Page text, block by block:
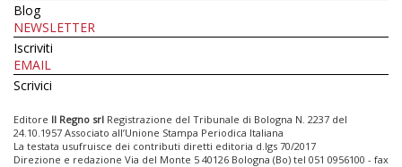
Blog
NEWSLETTER
Iscriviti
EMAIL
Scrivici
Editore Il Regno srl Registrazione del Tribunale di Bologna N. 2237 del
24.10.1957 Associato all’Unione Stampa Periodica Italiana
La testata usufruisce dei contributi diretti editoria d.lgs 70/2017
Direzione e redazione Via del Monte 5 40126 Bologna (Bo) tel 051 0956100 - fax